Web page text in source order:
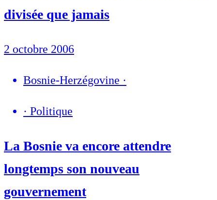
divisée que jamais
2 octobre 2006
Bosnie-Herzégovine ·
· Politique
La Bosnie va encore attendre
longtemps son nouveau
gouvernement